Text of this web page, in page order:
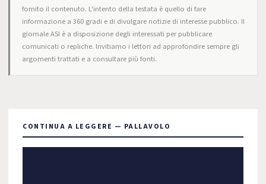
fornito il contenuto. L'intento della testata è quello di fare
informazione a 360 gradi e di divulgare notizie di interesse pubblico. Il
giornale ASI è a disposizione degli interessati per pubblicare
comunicati o repliche. Invitiamo i lettori ad approfondire sempre gli
argomenti trattati e a consultare più fonti.
CONTINUA A LEGGERE — PALLAVOLO